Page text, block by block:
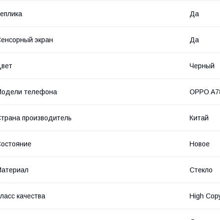
Да
экран Да
Черный
телефона OPPO
производитель Китай
Новое
Стекло
качества High